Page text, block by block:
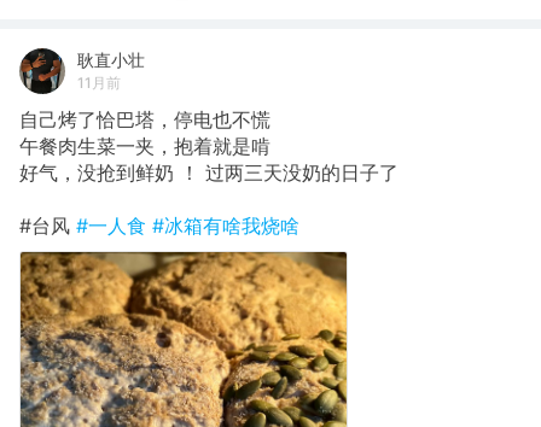
耿直小壮
11月前
自己烤了恰巴塔，停电也不慌
午餐肉生菜一夹，抱着就是啃
好气，没抢到鲜奶 ！ 过两三天没奶的日子了
#台风 #一人食 #冰箱有啥我烧啥